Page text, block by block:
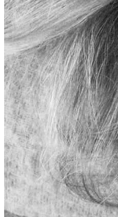
款
型
及
精
湛
工
艺
造
就
了
这